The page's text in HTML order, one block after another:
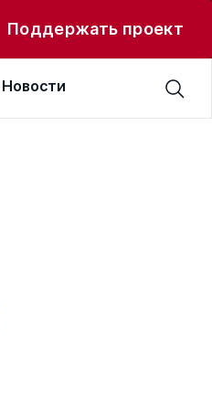
Поддержать проект
Новости